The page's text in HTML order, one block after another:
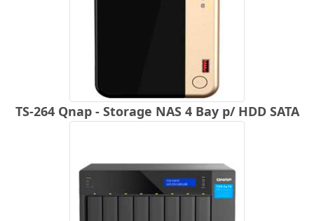
TS-264 Qnap - Storage NAS 4 Bay p/ HDD SATA